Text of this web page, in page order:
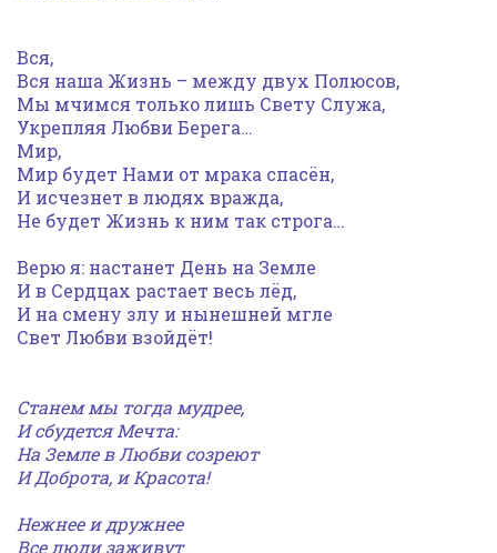
Вся,
Вся наша Жизнь – между двух Полюсов,
Мы мчимся только лишь Свету Служа,
Укрепляя Любви Берега…
Мир,
Мир будет Нами от мрака спасён,
И исчезнет в людях вражда,
Не будет Жизнь к ним так строга…
Верю я: настанет День на Земле
И в Сердцах растает весь лёд,
И на смену злу и нынешней мгле
Свет Любви взойдёт!
Станем мы тогда мудрее,
И сбудется Мечта:
На Земле в Любви созреют
И Доброта, и Красота!
Нежнее и дружнее
Все люди заживут